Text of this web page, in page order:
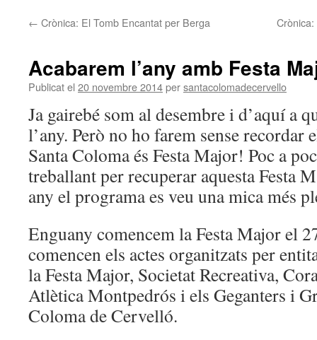
← Crònica: El Tomb Encantat per Berga
Acabarem l’any amb Festa
Publicat el 20 novembre 2014persantacolomadecervello
Ja gairebé som al desembre i d’aquí a
l’any. Però no ho farem sense recordar
Santa Coloma és Festa Major! Poc a
treballant per recuperar aquesta Festa
any el programa es veu una mica més
Enguany comencem la Festa Major el
comencen els actes organitzats per
la Festa Major, Societat Recreativa,
Atlètica Montpedrós i els Geganters i
Coloma de Cervelló.